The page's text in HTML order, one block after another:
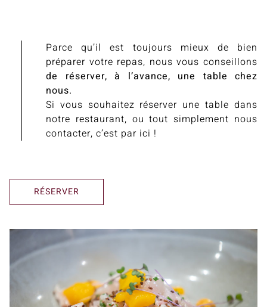
Parce qu’il est toujours mieux de bien
préparer votre repas, nous vous conseillons
de réserver, à l’avance, une table chez
nous.
Si vous souhaitez réserver une table dans
notre restaurant, ou tout simplement nous
contacter, c’est par ici !
RÉSERVER